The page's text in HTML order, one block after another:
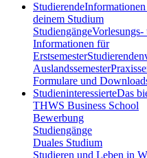
StudierendeInformationen
deinem Studium
StudiengängeVorlesungs-
Informationen für
Erstsemester
Auslandssemester
Formulare und
StudieninteressierteDas
THWS Business School
Bewerbung
Studiengänge
Duales Studium
Studieren und Leben in